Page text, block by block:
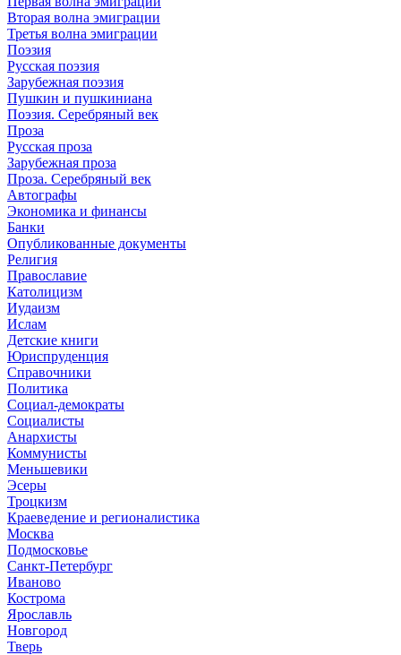
Вторая волна эмиграции
Третья волна эмиграции
Поэзия
Русская поэзия
Зарубежная поэзия
Пушкин и пушкиниана
Поэзия. Серебряный век
Проза
Русская проза
Зарубежная проза
Проза. Серебряный век
Автографы
Экономика и финансы
Банки
Опубликованные документы
Религия
Православие
Католицизм
Иудаизм
Ислам
Детские книги
Юриспруденция
Справочники
Политика
Социал-демократы
Социалисты
Анархисты
Коммунисты
Меньшевики
Эсеры
Троцкизм
Краеведение и регионалистика
Москва
Подмосковье
Санкт-Петербург
Иваново
Кострома
Ярославль
Новгород
Тверь